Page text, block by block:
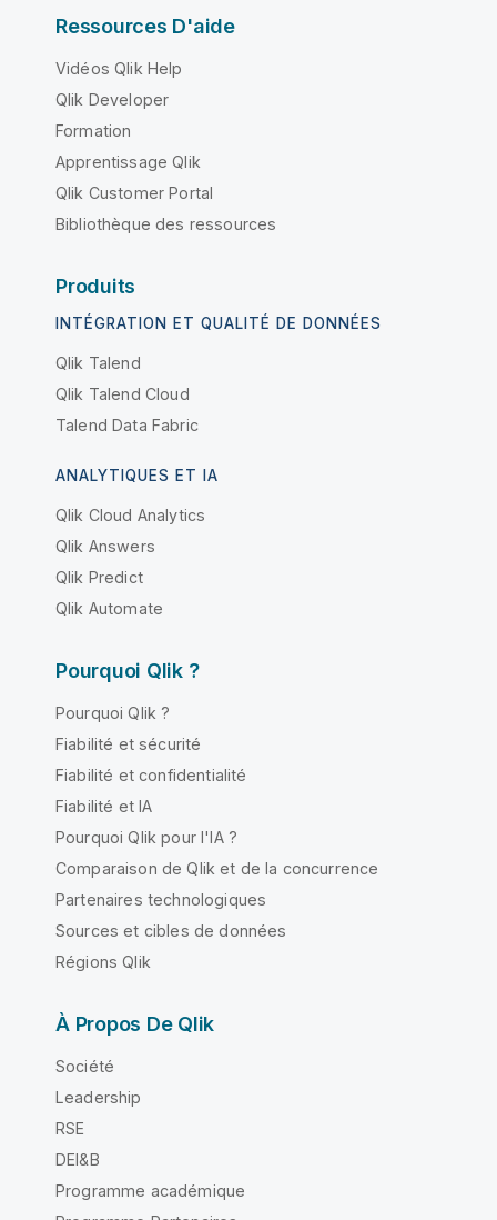
Ressources D'aide
Vidéos Qlik Help
Qlik Developer
Formation
Apprentissage Qlik
Qlik Customer Portal
Bibliothèque des ressources
Produits
INTÉGRATION ET QUALITÉ DE DONNÉES
Qlik Talend
Qlik Talend Cloud
Talend Data Fabric
ANALYTIQUES ET IA
Qlik Cloud Analytics
Qlik Answers
Qlik Predict
Qlik Automate
Pourquoi Qlik ?
Pourquoi Qlik ?
Fiabilité et sécurité
Fiabilité et confidentialité
Fiabilité et IA
Pourquoi Qlik pour l'IA ?
Comparaison de Qlik et de la concurrence
Partenaires technologiques
Sources et cibles de données
Régions Qlik
À Propos De Qlik
Société
Leadership
RSE
DEI&B
Programme académique